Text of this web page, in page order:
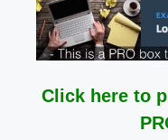
Click here to